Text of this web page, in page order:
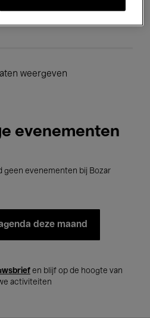
weergeven
evenementen
geen evenementen bij Bozar
deze maand
en blijf op de hoogte van
activiteiten